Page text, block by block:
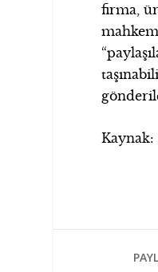
firma,
Kaynak: